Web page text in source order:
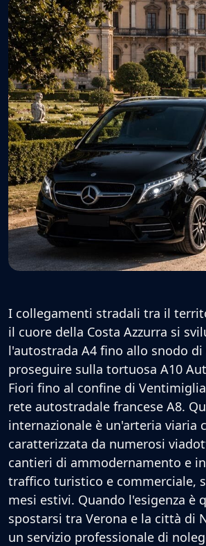
I collegamenti stradali tra il
il cuore della Costa Azzurra si
l'autostrada A4 fino allo snodo di
proseguire sulla tortuosa A10
Fiori fino al confine di
rete autostradale francese A8.
internazionale è un'arteria viaria
caratterizzata da numerosi
cantieri di ammodernamento e
traffico turistico e commerciale,
mesi estivi. Quando l'esigenza è
spostarsi tra Verona e la città di
un servizio professionale di